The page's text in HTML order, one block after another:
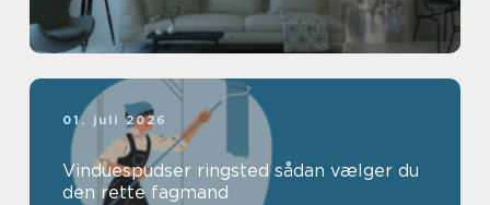
01. juli 2026
Vinduespudser ringsted sådan vælger du
den rette fagmand